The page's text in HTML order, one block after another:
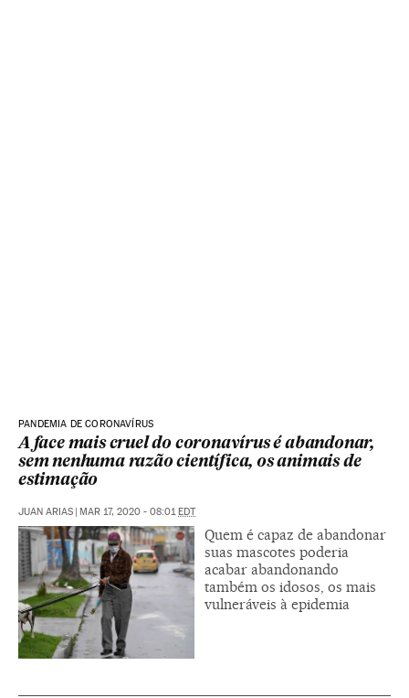
PANDEMIA DE CORONAVÍRUS
A face mais cruel do coronavírus é abandonar,
sem nenhuma razão científica, os animais de
estimação
JUAN ARIAS | MAR 17, 2020 - 08:01EDT
Quem é capaz de abandonar
suas mascotes poderia
acabar abandonando
também os idosos, os mais
vulneráveis à epidemia